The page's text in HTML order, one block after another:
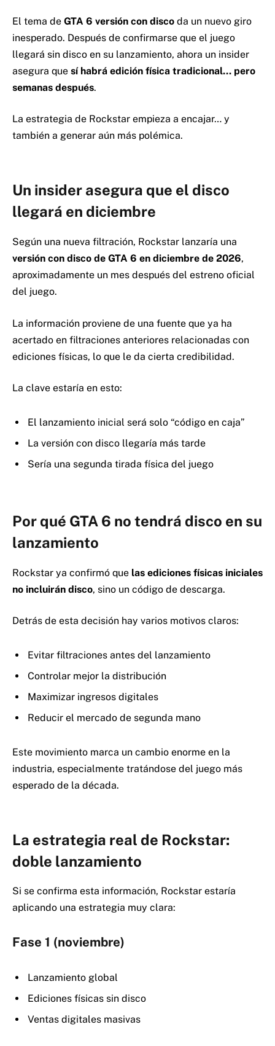
El tema de GTA 6 versión con disco da un nuevo giro
inesperado. Después de confirmarse que el juego
llegará sin disco en su lanzamiento, ahora un insider
asegura que sí habrá edición física tradicional… pero
semanas después.
La estrategia de Rockstar empieza a encajar… y
también a generar aún más polémica.
Un insider asegura que el disco
llegará en diciembre
Según una nueva filtración, Rockstar lanzaría una
versión con disco de GTA 6 en diciembre de 2026,
aproximadamente un mes después del estreno oficial
del juego.
La información proviene de una fuente que ya ha
acertado en filtraciones anteriores relacionadas con
ediciones físicas, lo que le da cierta credibilidad.
La clave estaría en esto:
El lanzamiento inicial será solo “código en caja”
La versión con disco llegaría más tarde
Sería una segunda tirada física del juego
Por qué GTA 6 no tendrá disco en su
lanzamiento
Rockstar ya confirmó que las ediciones físicas iniciales
no incluirán disco, sino un código de descarga.
Detrás de esta decisión hay varios motivos claros:
Evitar filtraciones antes del lanzamiento
Controlar mejor la distribución
Maximizar ingresos digitales
Reducir el mercado de segunda mano
Este movimiento marca un cambio enorme en la
industria, especialmente tratándose del juego más
esperado de la década.
La estrategia real de Rockstar:
doble lanzamiento
Si se confirma esta información, Rockstar estaría
aplicando una estrategia muy clara:
Fase 1 (noviembre)
Lanzamiento global
Ediciones físicas sin disco
Ventas digitales masivas